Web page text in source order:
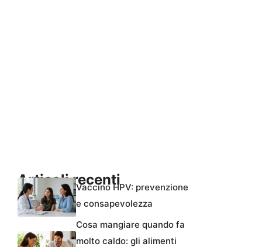
Articoli recentiVaccino HPV: prevenzione
e consapevolezza
Cosa mangiare quando fa
molto caldo: gli alimenti